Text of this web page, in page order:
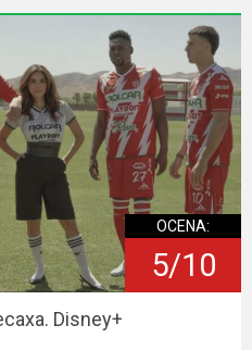
OCENA:
5/10
Disney+